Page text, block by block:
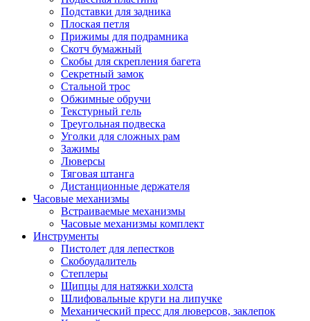
Подставки для задника
Плоская петля
Прижимы для подрамника
Скотч бумажный
Скобы для скрепления багета
Секретный замок
Стальной трос
Обжимные обручи
Текстурный гель
Треугольная подвеска
Уголки для сложных рам
Зажимы
Люверсы
Тяговая штанга
Дистанционные держателя
Часовые механизмы
Встраиваемые механизмы
Часовые механизмы комплект
Инструменты
Пистолет для лепестков
Скобоудалитель
Степлеры
Щипцы для натяжки холста
Шлифовальные круги на липучке
Механический пресс для люверсов, заклепок